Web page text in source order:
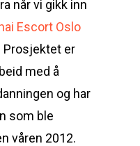
når vi gikk inn
Escort Oslo
Prosjektet er
med å
og har
som ble
våren 2012.